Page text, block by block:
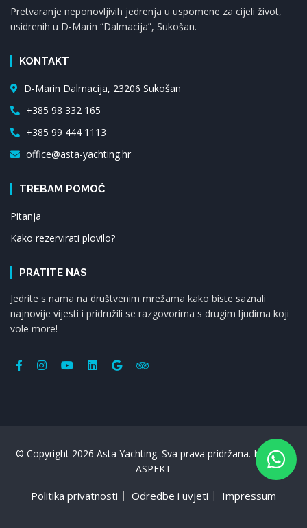
Pretvaranje neponovljivih jedrenja u uspomene za cijeli život,
usidrenih u D-Marin “Dalmacija”, Sukošan.
KONTAKT
D-Marin Dalmacija, 23206 Sukošan
+385 98 332 165
+385 99 444 1113
office@asta-yachting.hr
TREBAM POMOĆ
Pitanja
Kako rezervirati plovilo?
PRATITE NAS
Jedrite s nama na društvenim mrežama kako biste saznali
najnovije vijesti i pridružili se razgovorima s drugim ljudima koji
vole more!
© Copyright 2026 Asta Yachting. Sva prava pridržana. Made by
ASPEKT
Politika privatnosti Odredbe i uvjeti Impressum